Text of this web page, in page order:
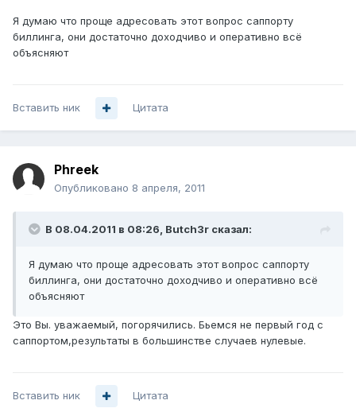
Я думаю что проще адресовать этот вопрос саппорту
биллинга, они достаточно доходчиво и оперативно всё
объясняют
Вставить ник Цитата
Phreek
Опубликовано 8 апреля, 2011
В 08.04.2011 в 08:26, Butch3r сказал:
Я думаю что проще адресовать этот вопрос саппорту
биллинга, они достаточно доходчиво и оперативно всё
объясняют
Это Вы. уважаемый, погорячились. Бьемся не первый год с
саппортом,результаты в большинстве случаев нулевые.
Вставить ник Цитата